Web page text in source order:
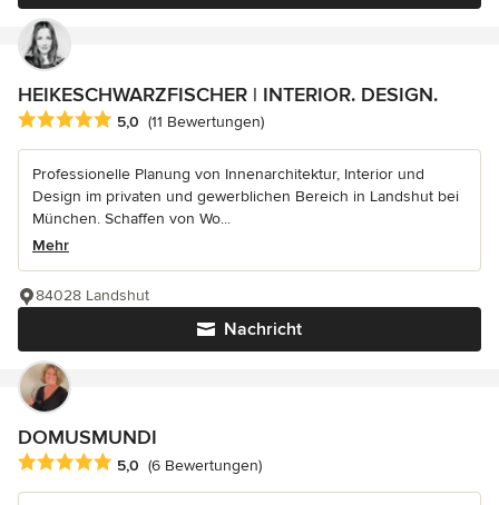
HEIKESCHWARZFISCHER | INTERIOR. DESIGN.
Durchschnittliche Bewertung: 5 von 5 Sternen
5,0 (11 Bewertungen)
Professionelle Planung von Innenarchitektur, Interior und
Design im privaten und gewerblichen Bereich in Landshut bei
München. Schaffen von Wo...
Mehr
Nachricht
84028 Landshut
DOMUSMUNDI
Durchschnittliche Bewertung: 5 von 5 Sternen
5,0 (6 Bewertungen)